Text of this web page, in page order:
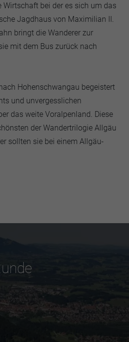
Wirtschaft bei der es sich um das
Jagdhaus von Maximilian II.
bringt die Wanderer zur
mit dem Bus zurück nach
Hohenschwangau begeistert
und unvergesslichen
das weite Voralpenland. Diese
der Wandertrilogie Allgäu
sollten sie bei einem Allgäu-